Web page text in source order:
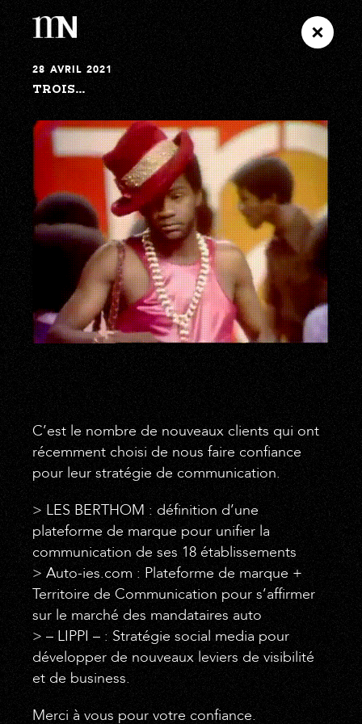
28 AVRIL 2021
TROIS…
C’est le nombre de nouveaux clients qui ont
récemment choisi de nous faire confiance
pour leur stratégie de communication.
> LES BERTHOM : définition d’une
plateforme de marque pour unifier la
communication de ses 18 établissements
> Auto-ies.com : Plateforme de marque +
Territoire de Communication pour s’affirmer
sur le marché des mandataires auto
> – LIPPI – : Stratégie social media pour
développer de nouveaux leviers de visibilité
et de business.
Merci à vous pour votre confiance.